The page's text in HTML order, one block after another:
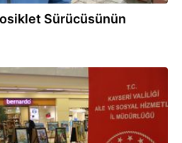
Sürücüsünün